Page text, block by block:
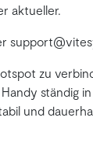
aktueller.
zu
Handy ständig
und